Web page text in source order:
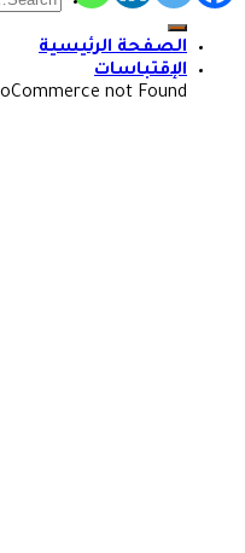
الصفحة الرئيسية
الإقتباسات
not Found